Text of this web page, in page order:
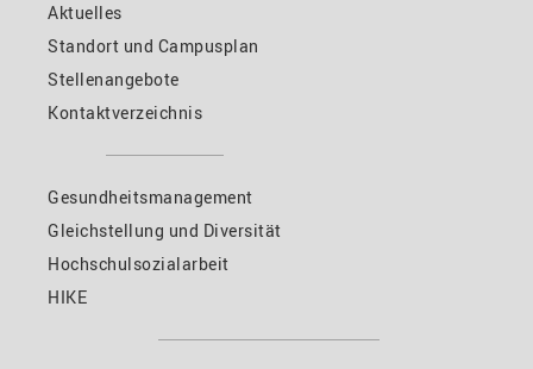
Aktuelles
Standort und Campusplan
Stellenangebote
Kontaktverzeichnis
Gesundheitsmanagement
Gleichstellung und Diversität
Hochschulsozialarbeit
HIKE